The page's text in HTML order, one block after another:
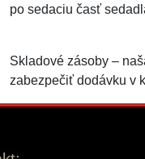
po sedaciu časť
Skladové zásoby –
zabezpečiť dodávku v